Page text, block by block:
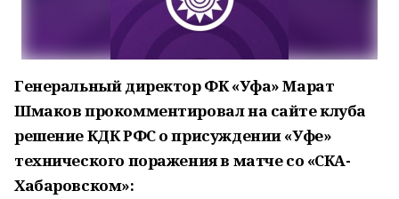
Генеральный директор ФК «Уфа» Марат
Шмаков прокомментировал на сайте клуба
решение КДК РФС о присуждении «Уфе»
технического поражения в матче со «СКА-
Хабаровском»: